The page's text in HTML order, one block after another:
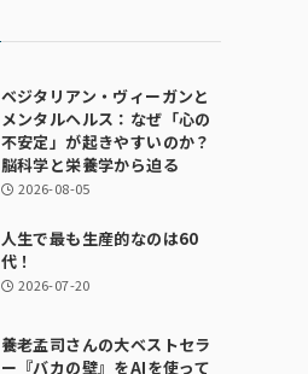
ベジタリアン・ヴィーガンと
メンタルヘルス：なぜ「心の
不安定」が起きやすいのか？
脳科学と栄養学から迫る
2026-08-05
人生で最も生産的なのは60
代！
2026-07-20
養老孟司さんの大ベストセラ
ー『バカの壁』をAIを使って